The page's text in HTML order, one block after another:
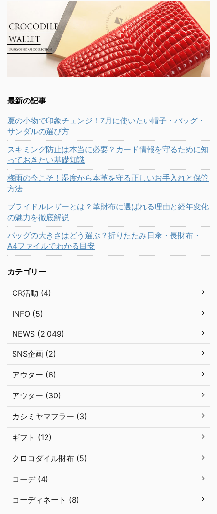
最新の記事
夏の小物で印象チェンジ！7月に使いたい帽子・バッグ・
サンダルの選び方
スキミング防止は本当に必要？カード情報を守るために知
っておきたい基礎知識
梅雨の今こそ！湿度から本革を守る正しいお手入れと保管
方法
ブライドルレザーとは？革財布に選ばれる理由と経年変化
の魅力を徹底解説
バッグの大きさはどう選ぶ？折りたたみ日傘・長財布・
A4ファイルでわかる目安
カテゴリー
CR活動 (4)
INFO (5)
NEWS (2,049)
SNS企画 (2)
アウター (6)
アウター (30)
カシミヤマフラー (3)
ギフト (12)
クロコダイル財布 (5)
コーデ (4)
コーディネート (8)